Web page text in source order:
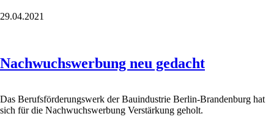
29.04.2021
Nachwuchswerbung neu gedacht
Das Berufsförderungswerk der Bauindustrie Berlin-Brandenburg hat
sich für die Nachwuchswerbung Verstärkung geholt.